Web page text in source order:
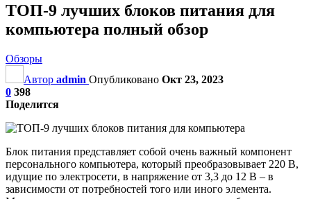
ТОП-9 лучших блоков питания для
компьютера полный обзор
Обзоры
Автор admin Опубликовано Окт 23, 2023
0 398
Поделится
Блок питания представляет собой очень важный компонент
персонального компьютера, который преобразовывает 220 В,
идущие по электросети, в напряжение от 3,3 до 12 В – в
зависимости от потребностей того или иного элемента.